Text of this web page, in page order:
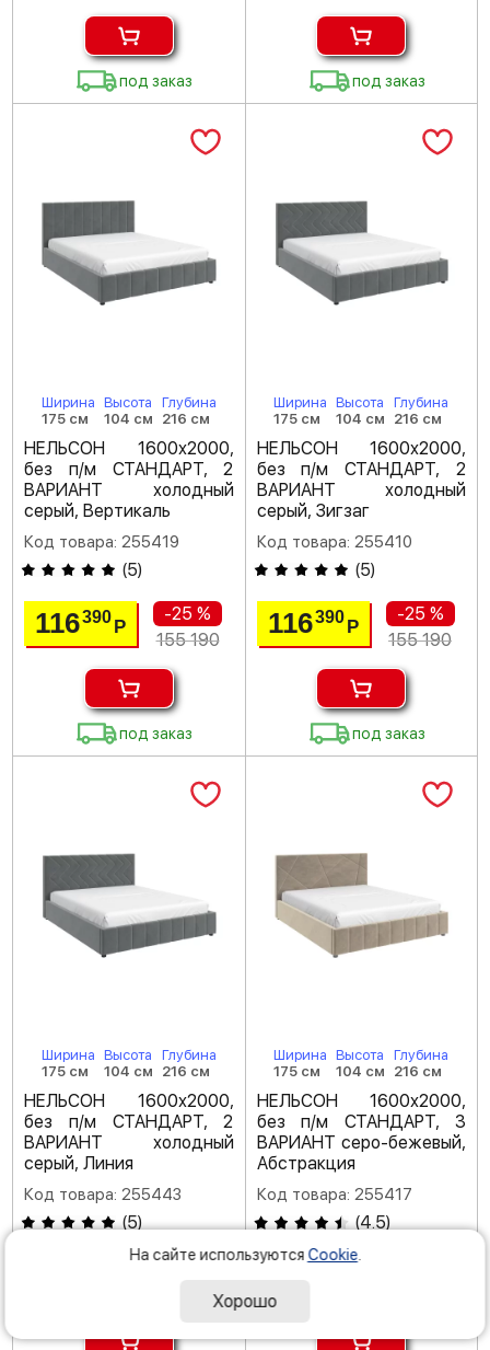
под заказ под заказ
Ширина
175 см
Высота
104 см
Глубина
216 см
НЕЛЬСОН 1600х2000,
без п/м СТАНДАРТ, 2
ВАРИАНТ холодный
серый, Вертикаль
Код товара: 255419
(5)
116390 Р
-25 %
155 190
под заказ
Ширина
175 см
Высота
104 см
Глубина
216 см
НЕЛЬСОН 1600х2000,
без п/м СТАНДАРТ, 2
ВАРИАНТ холодный
серый, Зигзаг
Код товара: 255410
(5)
116390 Р
-25 %
155 190
под заказ
Ширина
175 см
Высота
104 см
Глубина
216 см
НЕЛЬСОН 1600х2000,
без п/м СТАНДАРТ, 2
ВАРИАНТ холодный
серый, Линия
Код товара: 255443
(5)
-25 %
155 190
Ширина
175 см
Высота
104 см
Глубина
216 см
НЕЛЬСОН 1600х2000,
без п/м СТАНДАРТ, 3
ВАРИАНТ серо-бежевый,
Абстракция
Код товара: 255417
(4.5)
На сайте используются Cookie
Хорошо